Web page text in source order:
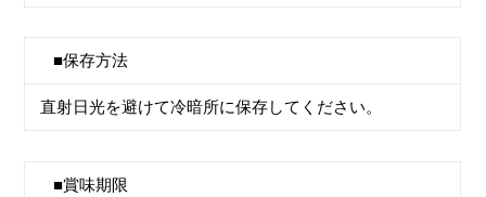
■保存方法
直射日光を避けて冷暗所に保存してください。
■賞味期限